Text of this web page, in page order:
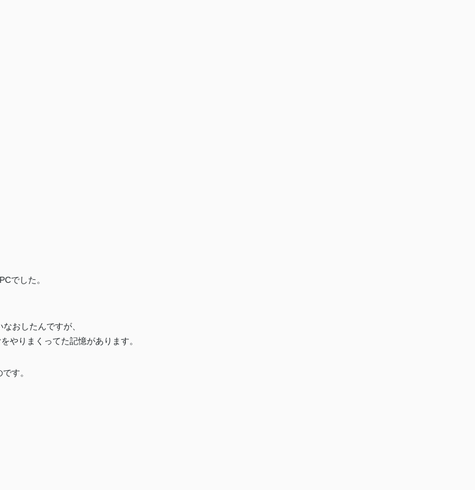
でした。
おしたんですが、
やりまくってた記憶があります。
す。